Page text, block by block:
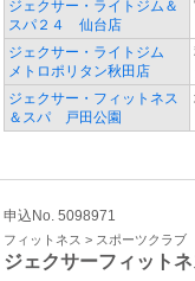
ジェクサー・ライトジム＆
スパ２４ 仙台店
ジェクサー・ライトジム
メトロポリタン秋田店
ジェクサー・フィットネス
＆スパ 戸田公園
申込No. 5098971
フィットネス > スポーツクラブ
ジェクサーフィット